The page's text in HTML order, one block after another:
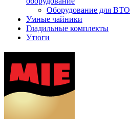
Оборудование для ВТО
Умные чайники
Гладильные комплекты
Утюги